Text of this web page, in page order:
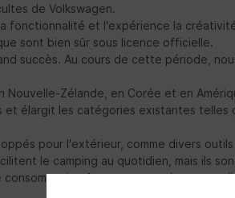
de Volkswagen.
fonctionnalité et l'expérience la
sont bien sûr sous licence officielle.
succès. Au cours de cette période,
Zélande, en Corée et en
élargit les catégories existantes
pour l'extérieur, comme divers
le camping au quotidien, mais ils
forte avec une bonne